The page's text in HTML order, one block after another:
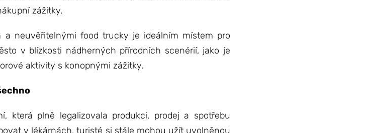
zážitky.
neuvěřitelnými food trucky je ideálním místem pro
v blízkosti nádherných přírodních scenérií, jako je
aktivity s konopnými zážitky.
která plně legalizovala produkci, prodej a spotřebu
v lékárnách, turisté si stále mohou užít uvolněnou